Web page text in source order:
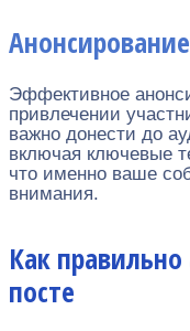
Эффективное
привлечении
важно донести до
включая ключевые
что именно ваше
внимания.
Как
посте